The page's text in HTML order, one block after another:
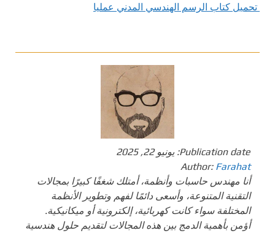
تحميل كتاب الرسم الهندسي المدني عمليا
Publication date: يونيو 22, 2025
Author: Farahat
أنا مهندس حاسبات وأنظمة، أمتلك شغفًا كبيرًا بمجالات
التقنية المتنوعة، وأسعى دائمًا لفهم وتطوير الأنظمة
المختلفة سواء كانت كهربائية، إلكترونية أو ميكانيكية.
أؤمن بأهمية الدمج بين هذه المجالات لتقديم حلول هندسية